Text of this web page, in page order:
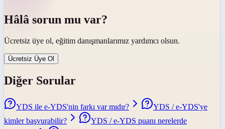
Hâlâ sorun mu var?
Ücretsiz üye ol, eğitim danışmanlarımız yardımcı olsun.
Ücretsiz Üye Ol
Diğer Sorular
YDS ile e-YDS'nin farkı var mıdır?
YDS / e-YDS'ye
kimler başvurabilir?
YDS / e-YDS puanı nerelerde